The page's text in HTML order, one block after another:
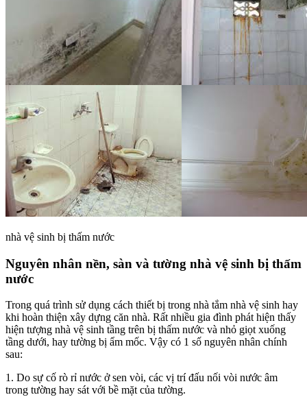
nhà vệ sinh bị thấm nước
Nguyên nhân nền, sàn và tường nhà vệ sinh bị thấm
nước
Trong quá trình sử dụng cách thiết bị trong nhà tắm nhà vệ sinh hay
khi hoàn thiện xây dựng căn nhà. Rất nhiều gia đình phát hiện thấy
hiện tượng nhà vệ sinh tầng trên bị thấm nước và nhỏ giọt xuống
tầng dưới, hay tường bị ẩm mốc. Vậy có 1 số nguyên nhân chính
sau:
1. Do sự cố rò rỉ nước ở sen vòi, các vị trí đấu nối vòi nước âm
trong tường hay sát với bề mặt của tường.